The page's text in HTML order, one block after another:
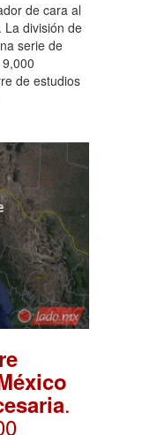
de cara al
La división de
serie de
de estudios
.